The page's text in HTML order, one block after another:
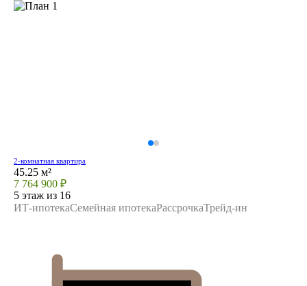
2-комнатная квартира
45.25 м²
7 764 900 ₽
5 этаж из 16
ИТ-ипотекаСемейная ипотекаРассрочкаТрейд-ин